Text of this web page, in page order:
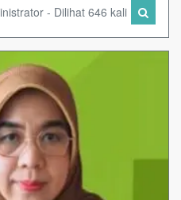
- Dilihat 646 kali